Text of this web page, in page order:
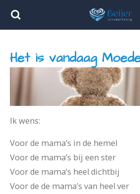
Ga
de
hoofdinhoud
Het is vandaag
Ik wens:
Voor de mama’s in de hemel
Voor de mama’s bij een ster
Voor de mama’s heel dichtbij
Voor de de mama’s van heel ver